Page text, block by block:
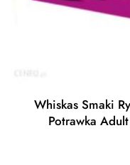
Whiskas Smaki
Potrawka